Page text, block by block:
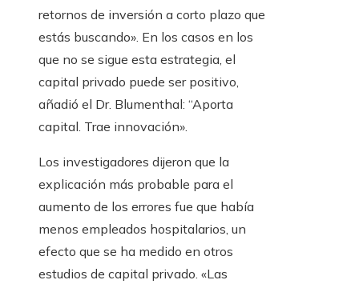
retornos de inversión a corto plazo que
estás buscando». En los casos en los
que no se sigue esta estrategia, el
capital privado puede ser positivo,
añadió el Dr. Blumenthal: “Aporta
capital. Trae innovación».
Los investigadores dijeron que la
explicación más probable para el
aumento de los errores fue que había
menos empleados hospitalarios, un
efecto que se ha medido en otros
estudios de capital privado. «Las